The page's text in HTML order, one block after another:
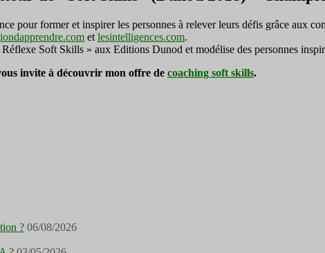
pour former et inspirer les personnes à relever leurs défis grâce aux
et lesintelligences.com.
Soft Skills » aux Editions Dunod et modélise des personnes
invite à découvrir mon offre de coaching soft skills.
? 06/08/2026